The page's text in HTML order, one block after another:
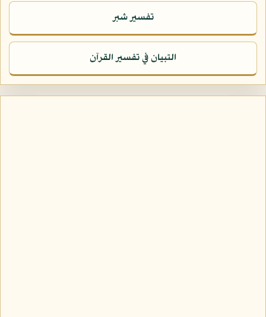
تفسير شبر
التبيان في تفسير القرآن